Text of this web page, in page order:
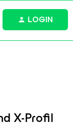
LOGIN
X-Profil